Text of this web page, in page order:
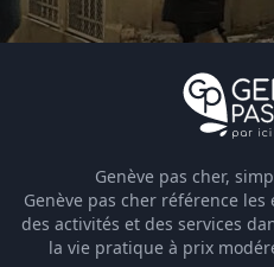
Genève pas cher,
Genève pas cher référence
des activités et des services
la vie pratique à prix